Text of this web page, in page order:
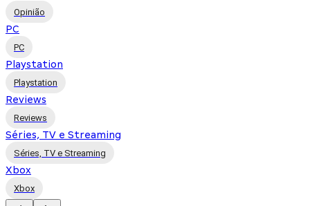
Opinião
PC
PC
Playstation
Playstation
Reviews
Reviews
Séries, TV e Streaming
Séries, TV e Streaming
Xbox
Xbox